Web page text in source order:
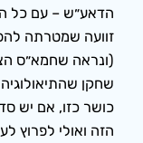
הדאע״ש – עם כל
זוועה שמטרתה
(ונראה שחמא״ס
שחקן
כושר כזו, אם יש
הזה ואולי לפרוץ